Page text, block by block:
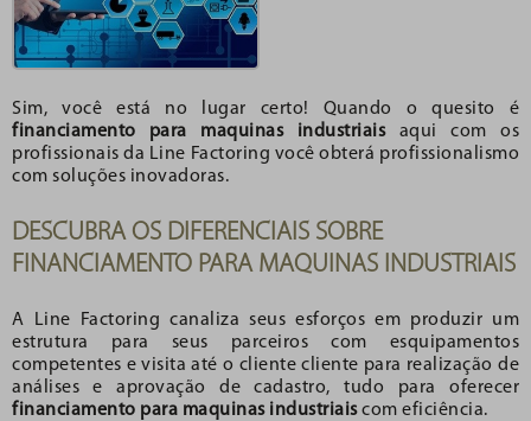
Sim, você está no lugar certo! Quando o quesito é
financiamento para maquinas industriaisaqui com os
profissionais da Line Factoring você obterá profissionalismo
com soluções inovadoras.
DESCUBRA OS DIFERENCIAIS SOBRE
FINANCIAMENTO PARA MAQUINAS INDUSTRIAIS
A Line Factoring canaliza seus esforços em produzir um
estrutura para seus parceiros com esquipamentos
competentes e visita até o cliente cliente para realização de
análises e aprovação de cadastro, tudo para oferecer
financiamento para maquinas industriaiscom eficiência.